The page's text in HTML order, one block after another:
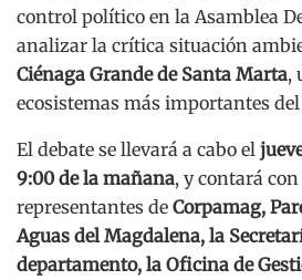
control político en la Asamblea
analizar la crítica situación
Ciénaga Grande de Santa Marta,
ecosistemas más importantes
El debate se llevará a cabo el
9:00 de la mañana, y contará
representantes de Corpamag,
Aguas del Magdalena, la
departamento, la Oficina de